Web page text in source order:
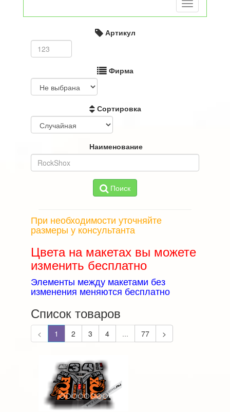
Toggle
navigation
Артикул
Фирма
Сортировка
Наименование
Поиск
При необходимости уточняйте
размеры у консультанта
Цвета на макетах вы можете
изменить бесплатно
Элементы между макетами без
изменения меняются бесплатно
Список товаров
< 1 2 3 4 ... 77 >